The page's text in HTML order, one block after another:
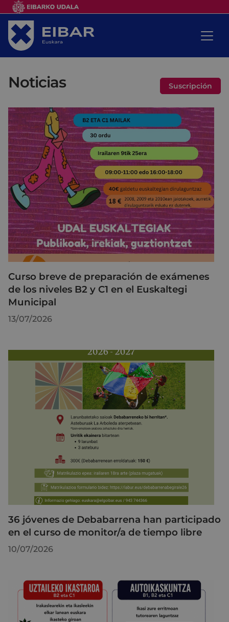
Noticias Suscripción
Curso breve de preparación de exámenes
de los niveles B2 y C1 en el Euskaltegi
Municipal
13/07/2026
36 jóvenes de Debabarrena han participado
en el curso de monitor/a de tiempo libre
10/07/2026